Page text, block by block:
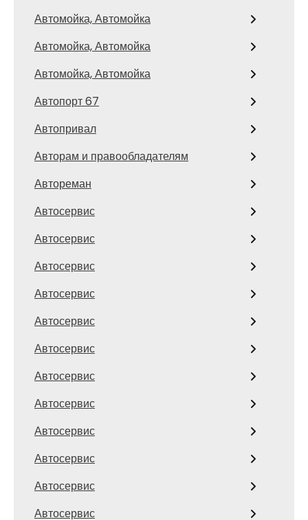
Автомойка, Автомойка
Автомойка, Автомойка
Автомойка, Автомойка
Автопорт 67
Автопривал
Авторам и правообладателям
Автореман
Автосервис
Автосервис
Автосервис
Автосервис
Автосервис
Автосервис
Автосервис
Автосервис
Автосервис
Автосервис
Автосервис
Автосервис